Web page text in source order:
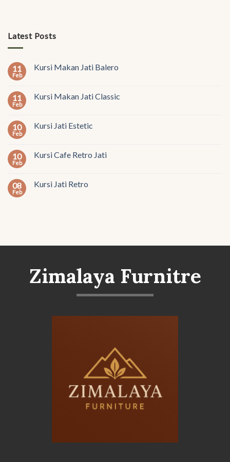
Latest Posts
11
Feb
Kursi Makan Jati Balero
11
Feb
Kursi Makan Jati Classic
10
Feb
Kursi Jati Estetic
10
Feb
Kursi Cafe Retro Jati
08
Feb
Kursi Jati Retro
Zimalaya Furnitre